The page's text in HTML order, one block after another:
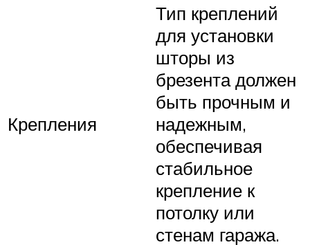
Крепления
Тип креплений
для установки
шторы из
брезента должен
быть прочным и
надежным,
обеспечивая
стабильное
крепление к
потолку или
стенам гаража.